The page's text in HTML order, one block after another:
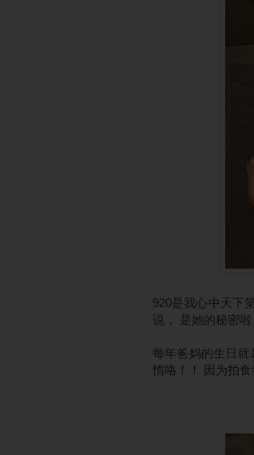
920是我心中天下
说， 是她的秘密
每年爸妈的生日
惰咯！！ 因为拍